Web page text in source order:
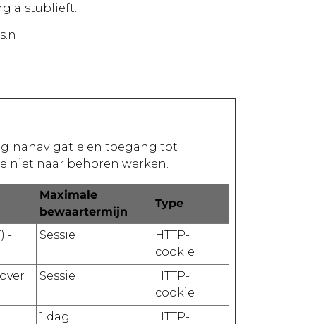
alstublieft.
en toegang tot
niet naar behoren werken.
Maximale
bewaartermijn
Type
-
Sessie
HTTP-
cookie
Sessie
HTTP-
cookie
1 dag
HTTP-